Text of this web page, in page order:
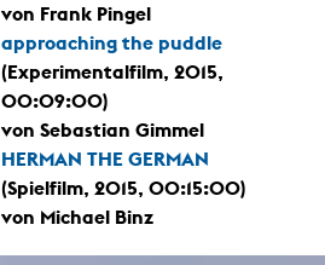
von Frank Pingel
approaching the puddle
(Experimentalfilm, 2015,
00:09:00)
von Sebastian Gimmel
HERMAN THE GERMAN
(Spielfilm, 2015, 00:15:00)
von Michael Binz